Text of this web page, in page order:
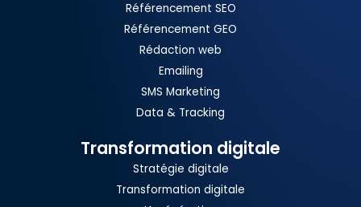
Référencement SEO
Référencement GEO
Rédaction web
Emailing
SMS Marketing
Data & Tracking
Transformation digitale
Stratégie digitale
Transformation digitale